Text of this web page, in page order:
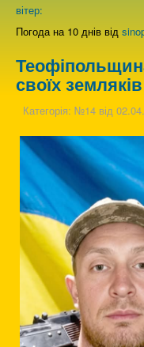
вітер:
Погода на 10 днів від
своїх
Категорія: №14 від